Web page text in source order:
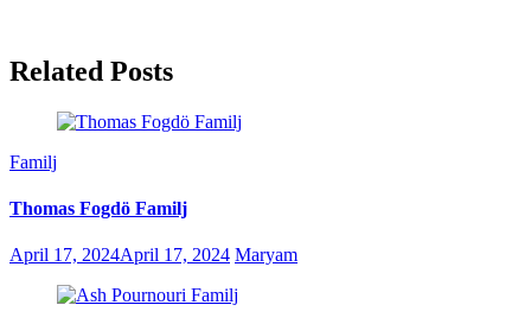
Related Posts
Familj
Thomas Fogdö Familj
April 17, 2024April 17, 2024 Maryam